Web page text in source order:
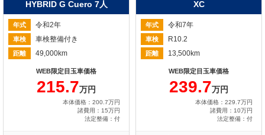
HYBRID G Cuero 7人
年式 令和2年
車検 車検整備付き
距離 49,000km
WEB限定目玉車価格
215.7万円
本体価格：200.7万円
諸費用：15万円
法定整備：付
XC
年式 令和7年
車検 R10.2
距離 13,500km
WEB限定目玉車価格
239.7万円
本体価格：229.7万円
諸費用：10万円
法定整備：付